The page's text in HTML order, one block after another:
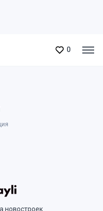
0
новостроек